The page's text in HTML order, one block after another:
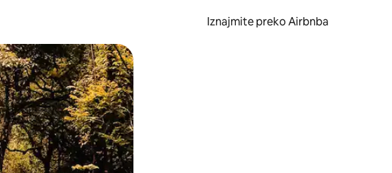
Iznajmite preko Airbnba